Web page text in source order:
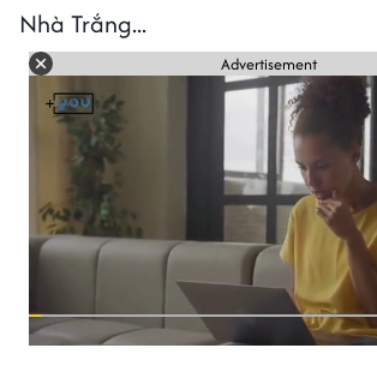
Nhà Trắng...
Advertisement